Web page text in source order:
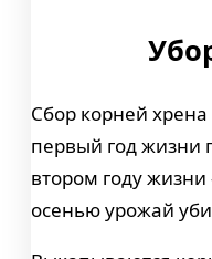
Сбор корней
первый год жизни
втором году жизни
осенью урожай